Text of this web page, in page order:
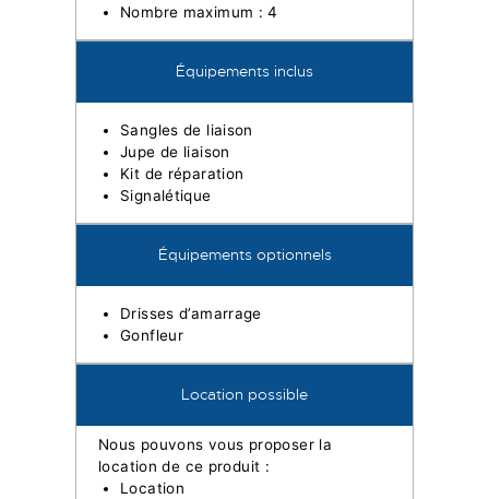
Nombre maximum : 4
Équipements inclus
Sangles de liaison
Jupe de liaison
Kit de réparation
Signalétique
Équipements optionnels
Drisses d’amarrage
Gonfleur
Location possible
Nous pouvons vous proposer la
location de ce produit :
Location